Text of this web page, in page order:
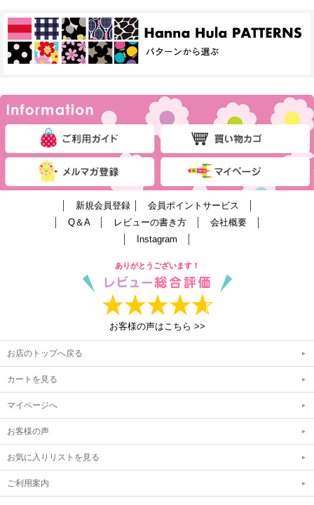
新規会員登録│ 会員ポイントサービス
Q＆A│ レビューの書き方│ 会社概要│
Instagram
ありがとうございます！
お客様の声はこちら >>
お店のトップへ戻る
カートを見る
マイページへ
お客様の声
お気に入りリストを見る
ご利用案内